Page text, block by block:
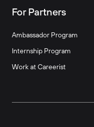
For Partners
Ambassador Program
Internship Program
Work at Careerist